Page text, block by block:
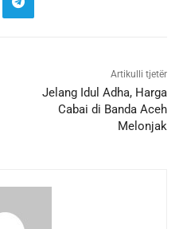
Artikulli tjetër
Jelang Idul Adha, Harga
Cabai di Banda Aceh
Melonjak